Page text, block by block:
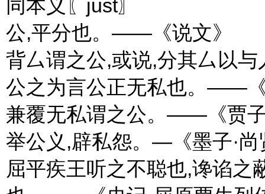
同本义〖just〗
公,平分也。——《说文》
背厶谓之公,或说,分其厶以
公之为言公正无私也。——
兼覆无私谓之公。——《贾
举公义,辟私怨。—《墨子·尚
屈平疾王听之不聪也,谗谄之